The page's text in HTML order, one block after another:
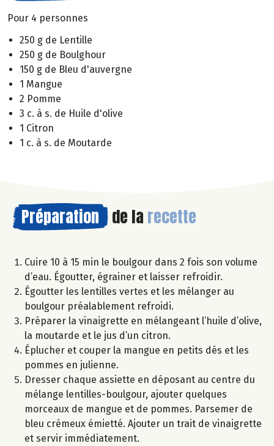
Pour 4 personnes
250 g de Lentille
250 g de Boulghour
150 g de Bleu d'auvergne
1 Mangue
2 Pomme
3 c. à s. de Huile d'olive
1 Citron
1 c. à s. de Moutarde
Préparation de la recette
Cuire 10 à 15 min le boulgour dans 2 fois son volume
d’eau. Égoutter, égrainer et laisser refroidir.
Égoutter les lentilles vertes et les mélanger au
boulgour préalablement refroidi.
Préparer la vinaigrette en mélangeant l’huile d’olive,
la moutarde et le jus d’un citron.
Éplucher et couper la mangue en petits dés et les
pommes en julienne.
Dresser chaque assiette en déposant au centre du
mélange lentilles-boulgour, ajouter quelques
morceaux de mangue et de pommes. Parsemer de
bleu crémeux émietté. Ajouter un trait de vinaigrette
et servir immédiatement.